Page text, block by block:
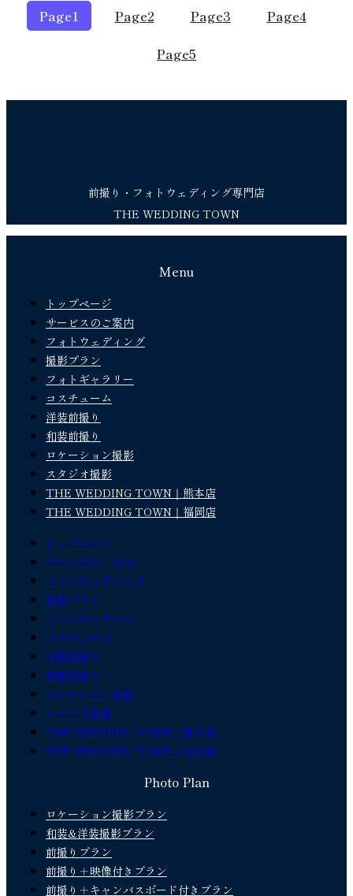
Page1 Page2 Page3 Page4
Page5
前撮り・フォトウェディング専門店
THE WEDDING TOWN
Menu
トップページ
サービスのご案内
フォトウェディング
撮影プラン
フォトギャラリー
コスチューム
洋装前撮り
和装前撮り
ロケーション撮影
スタジオ撮影
THE WEDDING TOWN｜熊本店
THE WEDDING TOWN｜福岡店
トップページ
サービスのご案内
フォトウェディング
撮影プラン
フォトギャラリー
コスチューム
洋装前撮り
和装前撮り
ロケーション撮影
スタジオ撮影
THE WEDDING TOWN｜熊本店
THE WEDDING TOWN｜福岡店
Photo Plan
ロケーション撮影プラン
和装&洋装撮影プラン
前撮りプラン
前撮り＋映像付きプラン
前撮り＋キャンバスボード付きプラン